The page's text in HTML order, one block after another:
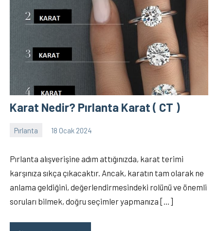
Karat Nedir? Pırlanta Karat ( CT )
Pırlanta 18 Ocak 2024
Pırlanta alışverişine adım attığınızda, karat terimi
karşınıza sıkça çıkacaktır. Ancak, karatın tam olarak ne
anlama geldiğini, değerlendirmesindeki rolünü ve önemli
soruları bilmek, doğru seçimler yapmanıza […]